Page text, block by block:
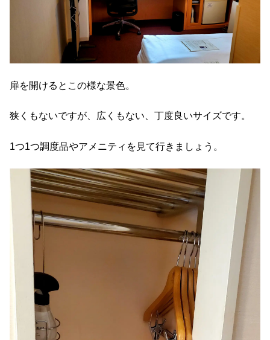
扉を開けるとこの様な景色。
狭くもないですが、広くもない、丁度良いサイズです。
1つ1つ調度品やアメニティを見て行きましょう。